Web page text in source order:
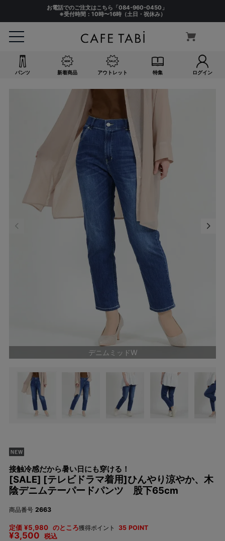
お電話でのご注文はこちら「084-960-0450 」
※受付時間：10時〜16時（土日・祝休み）
パンツ 新着商品 アウトレット 特集 ログイン
デニムミッドW
接触冷感だから暑い日にも穿ける！
[SALE] [テレビドラマ着用]ひんやり涼やか、木
陰デニムテーパードパンツ 股下65cm
商品番号 2663
定価 ¥5,980 のところ
¥3,500 税込
獲得ポイント 35 POINT